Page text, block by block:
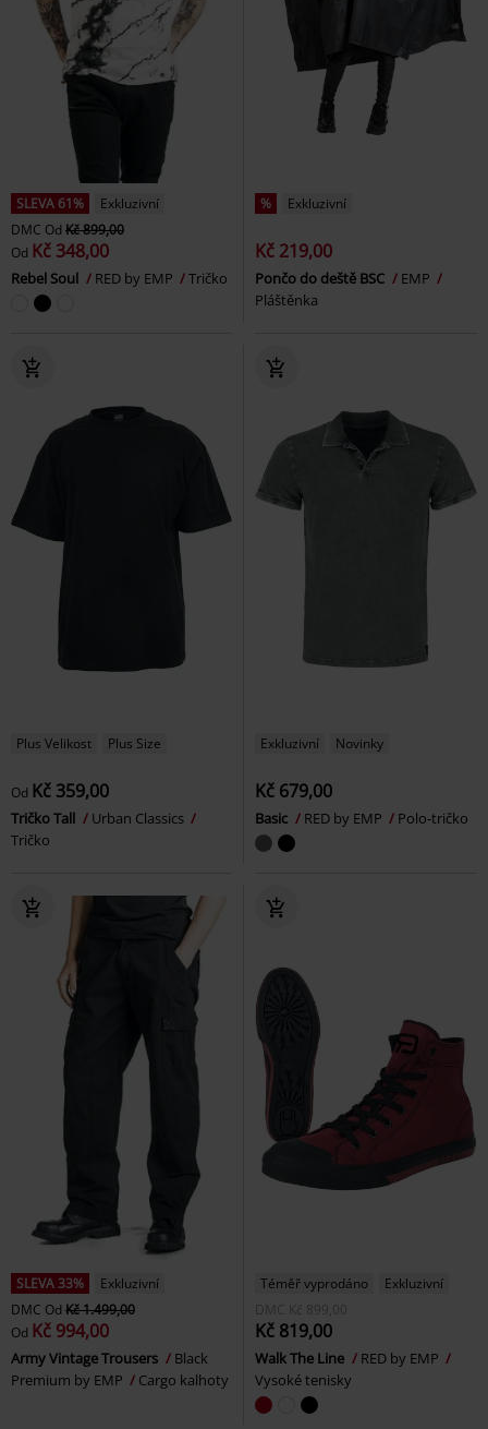
SLEVA 61%
Exkluzivní
DMC Od Kč 899,00
Od Kč 348,00
Rebel Soul RED by EMP Tričko
% Exkluzivní
Kč 219,00
Pončo do deště BSC
EMP
Pláštěnka
Plus Velikost Plus Size
Od Kč 359,00
Tričko Tall
Urban Classics
Tričko
Exkluzivní Novinky
Kč 679,00
Basic RED by EMP Polo-tričko
SLEVA 33%
Exkluzivní
DMC Od Kč 1.499,00
Od Kč 994,00
Army Vintage Trousers
Black
Premium by EMP
Cargo kalhoty
Téměř vyprodáno
Exkluzivní
DMC
Kč 899,00
Kč 819,00
Walk The Line
RED by EMP
Vysoké tenisky